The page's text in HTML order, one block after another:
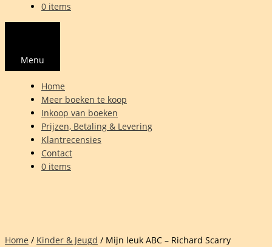
0 items
Menu
Home
Meer boeken te koop
Inkoop van boeken
Prijzen, Betaling & Levering
Klantrecensies
Contact
0 items
Home / Kinder & Jeugd / Mijn leuk ABC – Richard Scarry